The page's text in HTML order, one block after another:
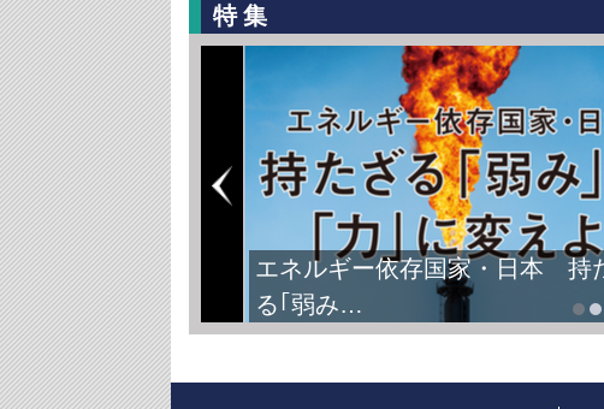
特集
エネルギー依存国家・日本 持
る｢弱み…